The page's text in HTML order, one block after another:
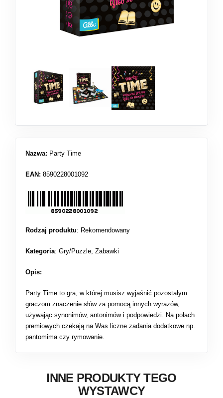
Nazwa: Party Time
EAN: 8590228001092
Rodzaj produktu: Rekomendowany
Kategoria: Gry/Puzzle, Zabawki
Opis:
Party Time to gra, w której musisz wyjaśnić pozostałym
graczom znaczenie słów za pomocą innych wyrazów,
używając synonimów, antonimów i podpowiedzi. Na polach
premiowych czekają na Was liczne zadania dodatkowe np.
pantomima czy rymowanie.
INNE PRODUKTY TEGO
WYSTAWCY